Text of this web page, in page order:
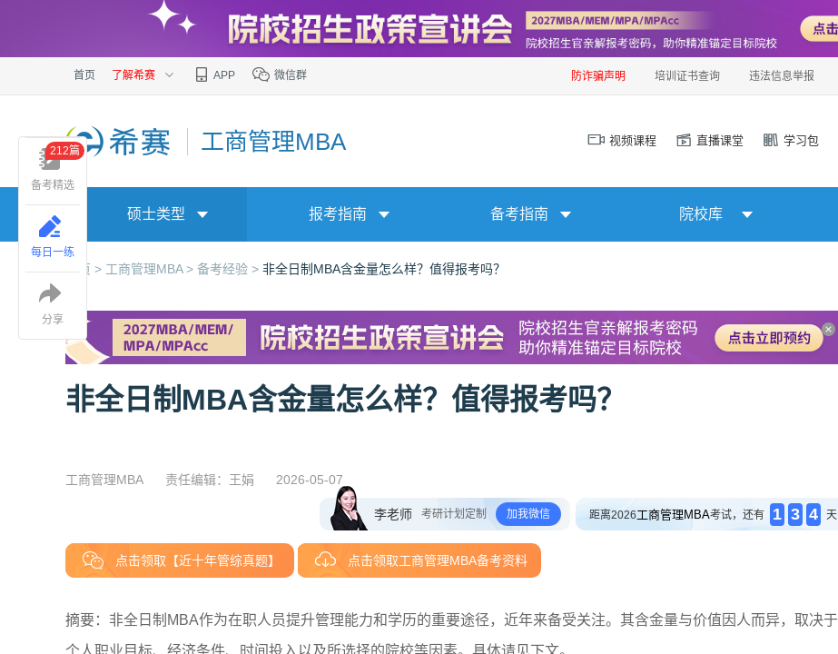
首页 了解希赛 APP 微信群 防诈骗声明 培训证书查询 违法信息举报
工商管理MBA 视频课程 直播课堂 学习包
硕士类型 报考指南 备考指南 院校库
首页 > 工商管理MBA > 备考经验 > 非全日制MBA含金量怎么样？值得报考吗？
非全日制MBA含金量怎么样？值得报考吗？
工商管理MBA 责任编辑：王娟 2026-05-07
李老师 考研计划定制 加我微信 距离2026工商管理MBA考试，还有 1 3 4 天
点击领取【近十年管综真题】 点击领取工商管理MBA备考资料
摘要：非全日制MBA作为在职人员提升管理能力和学历的重要途径，近年来备受关注。其含金量与价值因人而异，取决于
备考精选
212篇
每日一练
分享